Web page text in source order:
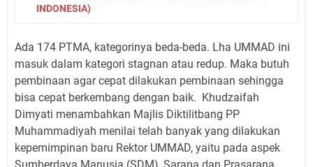
INDONESIA)
Ada 174 PTMA, kategorinya beda-beda. Lha UMMAD ini
masuk dalam kategori stagnan atau redup. Maka butuh
pembinaan agar cepat dilakukan pembinaan sehingga
bisa cepat berkembang dengan baik. Khudzaifah
Dimyati menambahkan Majlis Diktilitbang PP
Muhammadiyah menilai telah banyak yang dilakukan
kepemimpinan baru Rektor UMMAD, yaitu pada aspek